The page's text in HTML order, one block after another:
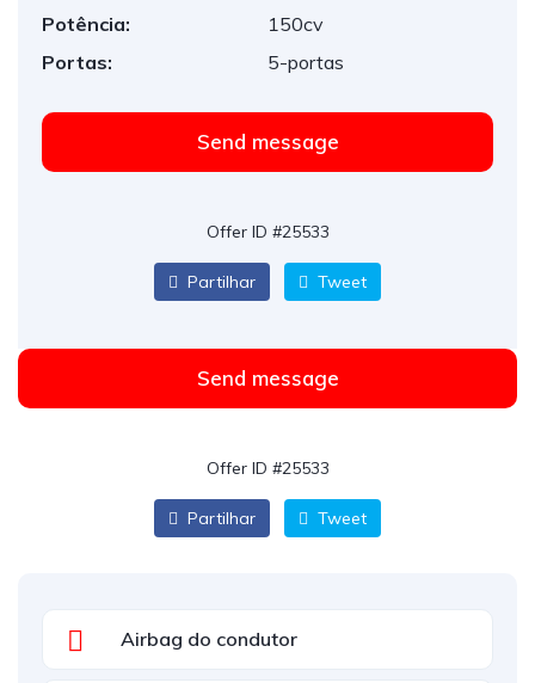
Potência:
150cv
Portas:
5-portas
Send message
Offer ID #25533
Partilhar Tweet
Send message
Offer ID #25533
Partilhar Tweet
Airbag do condutor